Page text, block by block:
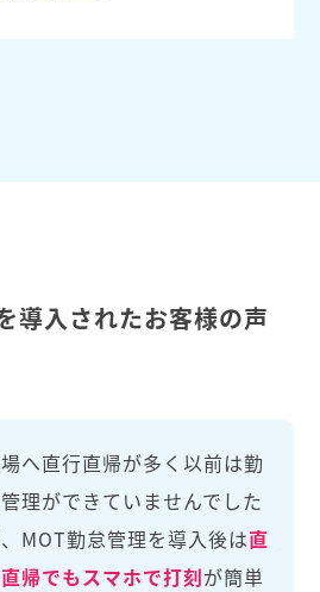
導入されたお客様の声
へ直行直帰が多く以前は勤
理ができていませんでした
MOT勤怠管理を導入後は直
帰でもスマホで打刻が簡単